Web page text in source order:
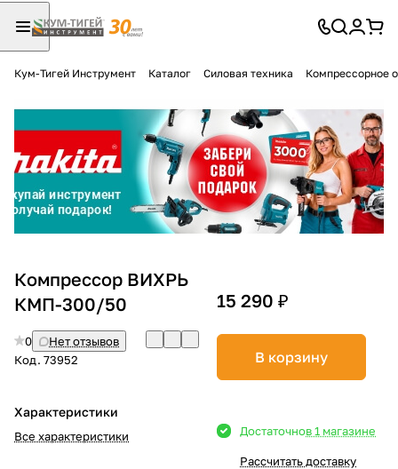
Кум-Тигей Инструмент Каталог Силовая техника Компрессорное
Компрессор ВИХРЬ
КМП-300/50
0
Нет отзывов
Код. 73952
Характеристики
Все характеристики
15 290 ₽
В корзину
Достаточнов 1 магазине
Рассчитать доставку
Разбейте
оплатуна части
без переплат
График платежей
Сегодня
25%
в корзину